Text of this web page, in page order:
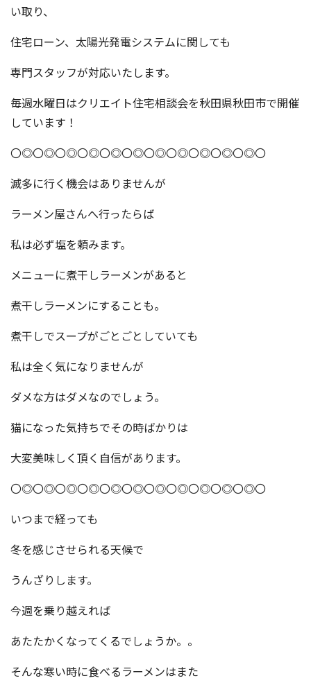
い取り、
住宅ローン、太陽光発電システムに関しても
専門スタッフが対応いたします。
毎週水曜日はクリエイト住宅相談会を秋田県秋田市で開催
しています！
〇◎〇◎〇◎〇◎〇◎〇◎〇◎〇◎〇◎〇◎〇◎〇
滅多に行く機会はありませんが
ラーメン屋さんへ行ったらば
私は必ず塩を頼みます。
メニューに煮干しラーメンがあると
煮干しラーメンにすることも。
煮干しでスープがごとごとしていても
私は全く気になりませんが
ダメな方はダメなのでしょう。
猫になった気持ちでその時ばかりは
大変美味しく頂く自信があります。
〇◎〇◎〇◎〇◎〇◎〇◎〇◎〇◎〇◎〇◎〇◎〇
いつまで経っても
冬を感じさせられる天候で
うんざりします。
今週を乗り越えれば
あたたかくなってくるでしょうか。。
そんな寒い時に食べるラーメンはまた